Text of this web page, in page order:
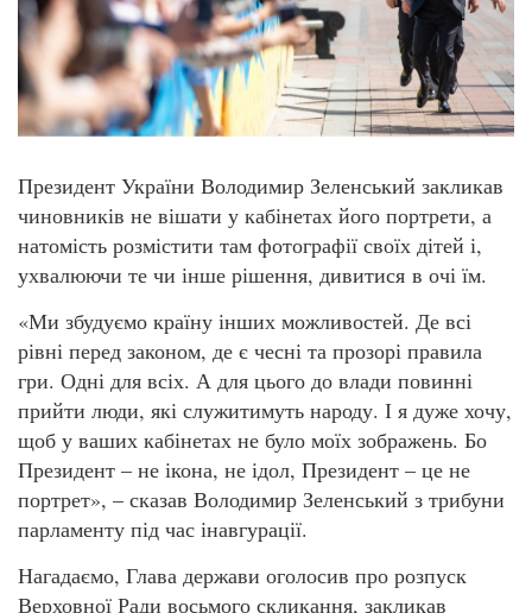
Президент України Володимир Зеленський закликав
чиновників не вішати у кабінетах його портрети, а
натомість розмістити там фотографії своїх дітей і,
ухвалюючи те чи інше рішення, дивитися в очі їм.
«Ми збудуємо країну інших можливостей. Де всі
рівні перед законом, де є чесні та прозорі правила
гри. Одні для всіх. А для цього до влади повинні
прийти люди, які служитимуть народу. І я дуже хочу,
щоб у ваших кабінетах не було моїх зображень. Бо
Президент – не ікона, не ідол, Президент – це не
портрет», – сказав Володимир Зеленський з трибуни
парламенту під час інавгурації.
Нагадаємо, Глава держави оголосив про розпуск
Верховної Ради восьмого скликання, закликав